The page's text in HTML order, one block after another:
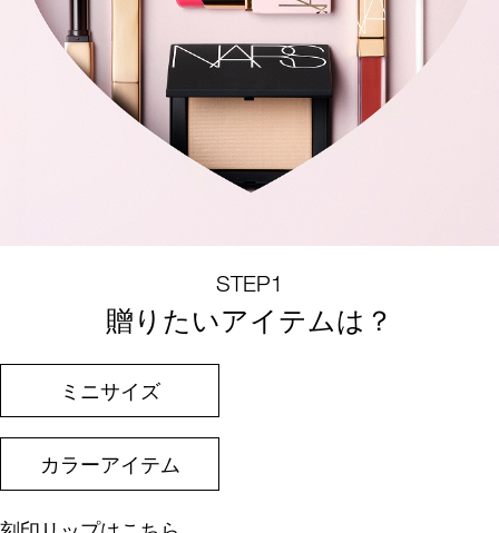
STEP1
贈りたいアイテムは？
ミニサイズ
カラーアイテム